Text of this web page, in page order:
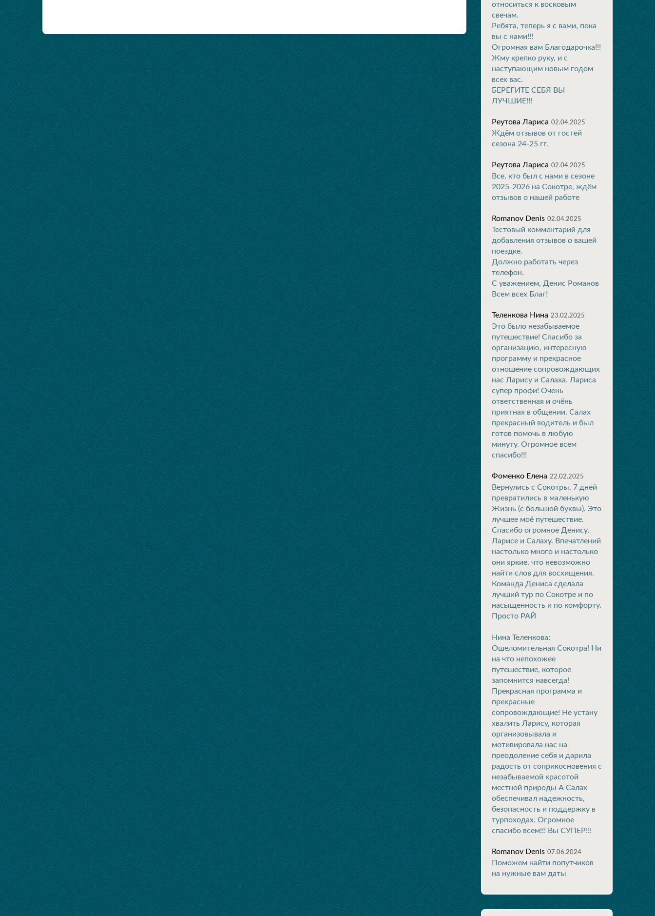
относиться к восковым
свечам.
Ребята, теперь я с вами, пока
вы с нами!!!
Огромная вам Благодарочка!!!
Жму крепко руку, и с
наступающим новым годом
всех вас.
БЕРЕГИТЕ СЕБЯ ВЫ
ЛУЧШИЕ!!!
Реутова Лариса 02.04.2025
Ждём отзывов от гостей
сезона 24-25 гг.
Реутова Лариса 02.04.2025
Все, кто был с нами в сезоне
2025-2026 на Сокотре, ждём
отзывов о нашей работе
Romanov Denis 02.04.2025
Тестовый комментарий для
добавления отзывов о вашей
поездке.
Должно работать через
телефон.
С уважением, Денис Романов
Всем всех Благ!
Теленкова Нина 23.02.2025
Это было незабываемое
путешествие! Спасибо за
организацию, интересную
программу и прекрасное
отношение сопровождающих
нас Ларису и Салаха. Лариса
супер профи! Очень
ответственная и очёнь
приятная в общении. Салах
прекрасный водитель и был
готов помочь в любую
минуту. Огромное всем
спасибо!!!
Фоменко Елена 22.02.2025
Вернулись с Сокотры. 7 дней
превратились в маленькую
Жизнь (с большой буквы). Это
лучшее моё путешествие.
Спасибо огромное Денису,
Ларисе и Салаху. Впечатлений
настолько много и настолько
они яркие, что невозможно
найти слов для восхищения.
Команда Дениса сделала
лучший тур по Сокотре и по
насыщенность и по комфорту.
Просто РАЙ
Нина Теленкова:
Ошеломительная Сокотра! Ни
на что непохожее
путешествие, которое
запомнится навсегда!
Прекрасная программа и
прекрасные
сопровождающие! Не устану
хвалить Ларису, которая
организовывала и
мотивировала нас на
преодоление себя и дарила
радость от соприкосновения с
незабываемой красотой
местной природы А Салах
обеспечивал надежность,
безопасность и поддержку в
турпоходах. Огромное
спасибо всем!!! Вы СУПЕР!!!
Romanov Denis 07.06.2024
Поможем найти попутчиков
на нужные вам даты